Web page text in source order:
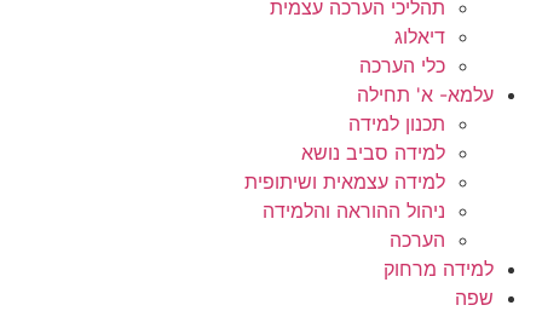
תהליכי הערכה עצמית
דיאלוג
כלי הערכה
עלמא- א' תחילה
תכנון למידה
למידה סביב נושא
למידה עצמאית ושיתופית
ניהול ההוראה והלמידה
הערכה
למידה מרחוק
שפה